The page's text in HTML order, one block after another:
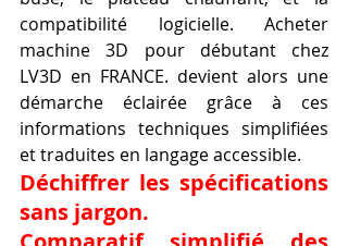
compatibilité logicielle. Acheter
machine 3D pour débutant chez
LV3D en FRANCE. devient alors une
démarche éclairée grâce à ces
informations techniques simplifiées
et traduites en langage accessible.
Déchiffrer les spécifications
sans jargon.